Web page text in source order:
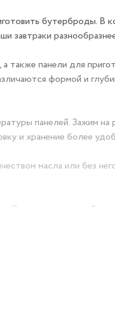
бутерброды. В
завтраки
также панели для
формой и
панелей. Зажим на
и хранение более
масла или без
С помощью панелей для
новые